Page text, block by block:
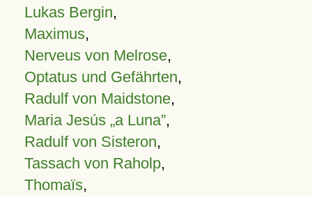
Lukas Bergin,
Maximus,
Nerveus von Melrose,
Optatus und Gefährten,
Radulf von Maidstone,
Maria Jesús „a Luna”,
Radulf von Sisteron,
Tassach von Raholp,
Thomaïs,